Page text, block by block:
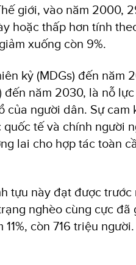
giới, vào năm 2000,
hoặc thấp hơn tính
xuống còn 9%.
kỷ (MDGs) đến năm
năm 2030, là nỗ
của người dân. Sự
tế và chính người
lai cho hợp tác toàn
tựu này đạt được
nghèo cùng cực
còn 716 triệu